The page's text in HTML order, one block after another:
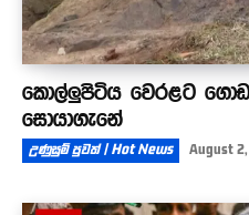
කොල්ලුපිටිය වෙරළට
සොයාගැනේ
උණුසුම් පුවත් | Hot News August